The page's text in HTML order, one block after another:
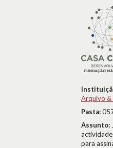
Arquivo &
Pasta:
Assunto:
para